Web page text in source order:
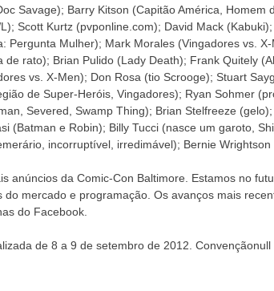
Savage); Barry Kitson (Capitão América, Homem
Scott Kurtz (pvponline.com); David Mack
Pergunta Mulher); Mark Morales (Vingadores vs.
rato); Brian Pulido (Lady Death); Frank Quitely
vs. X-Men); Don Rosa (tio Scrooge); Stuart
de Super-Heróis, Vingadores); Ryan Sohmer
Severed, Swamp Thing); Brian Stelfreeze
(Batman e Robin); Billy Tucci (nasce um garoto,
incorruptível, irredimável); Bernie Wrightson
anúncios da Comic-Con Baltimore. Estamos no
mercado e programação. Os avanços mais
do Facebook.
de 8 a 9 de setembro de 2012. Convençãonull